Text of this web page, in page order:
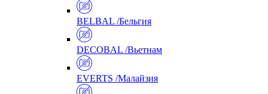
BELBAL /Бельгия
DECOBAL /Вьетнам
EVERTS /Малайзия